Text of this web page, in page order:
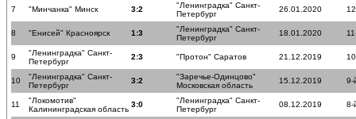
7 "Минчанка" Минск 3:2
"Ленинградка" Санкт-
Петербург
26.01.2020
8 "Енисей" Красноярск 1:3
"Ленинградка" Санкт-
Петербург
18.01.2020
9
"Ленинградка" Санкт-
Петербург
2:3 "Протон" Саратов 21.12.2019
10
"Ленинградка" Санкт-
Петербург
3:2
"Заречье-Одинцово"
Московская область
15.12.2019 9-
11
"Локомотив"
Калининградская область
3:0
"Ленинградка" Санкт-
Петербург
08.12.2019 8-